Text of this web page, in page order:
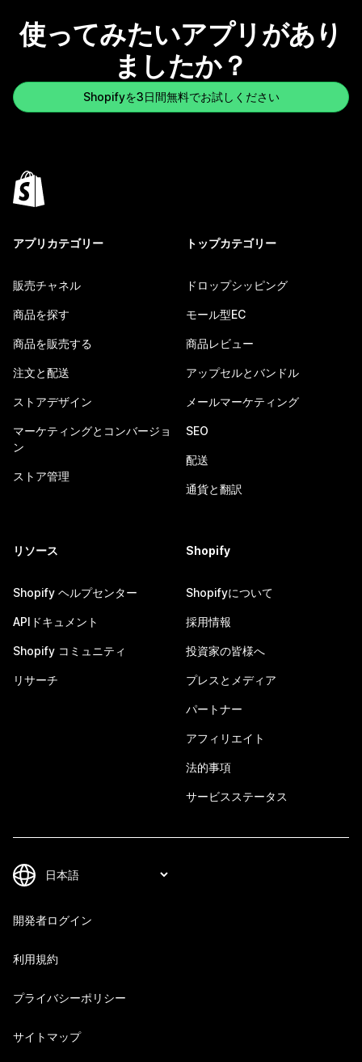
使ってみたいアプリがあり
ましたか？
Shopifyを3日間無料でお試しください
アプリカテゴリー
販売チャネル
商品を探す
商品を販売する
注文と配送
ストアデザイン
マーケティングとコンバージョ
ン
ストア管理
トップカテゴリー
ドロップシッピング
モール型EC
商品レビュー
アップセルとバンドル
メールマーケティング
SEO
配送
通貨と翻訳
リソース
Shopify ヘルプセンター
APIドキュメント
Shopify コミュニティ
リサーチ
Shopify
Shopifyについて
採用情報
投資家の皆様へ
プレスとメディア
パートナー
アフィリエイト
法的事項
サービスステータス
開発者ログイン
利用規約
プライバシーポリシー
サイトマップ